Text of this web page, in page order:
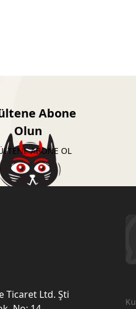
Abone
Olun
ABONE OL
Ticaret Ltd. Şti